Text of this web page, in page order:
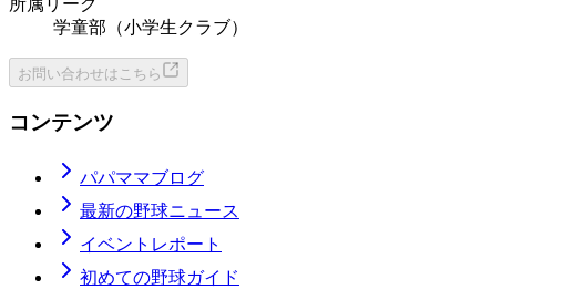
所属リーグ
学童部（小学生クラブ）
お問い合わせはこちら
コンテンツ
パパママブログ
最新の野球ニュース
イベントレポート
初めての野球ガイド